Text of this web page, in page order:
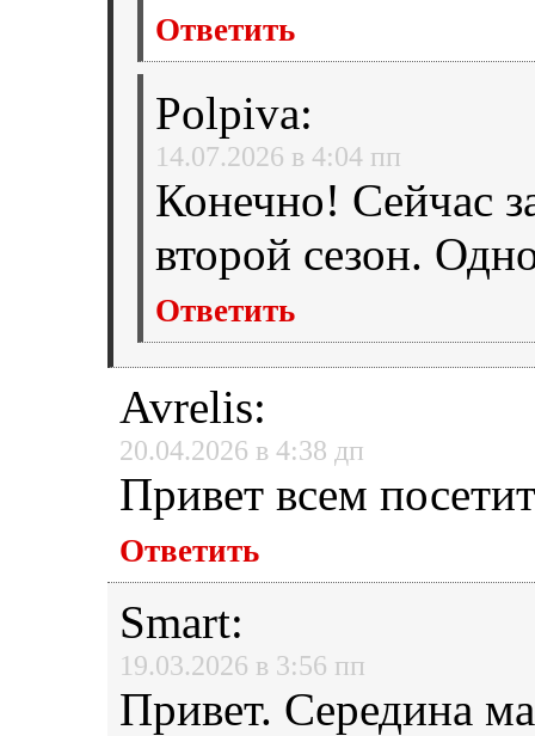
Ответить
Polpiva:
14.07.2026 в 4:04 пп
Конечно! Сейчас
второй сезон.
Ответить
Avrelis:
20.04.2026 в 4:38 дп
Привет всем
Ответить
Smart:
19.03.2026 в 3:56 пп
Привет. Середина